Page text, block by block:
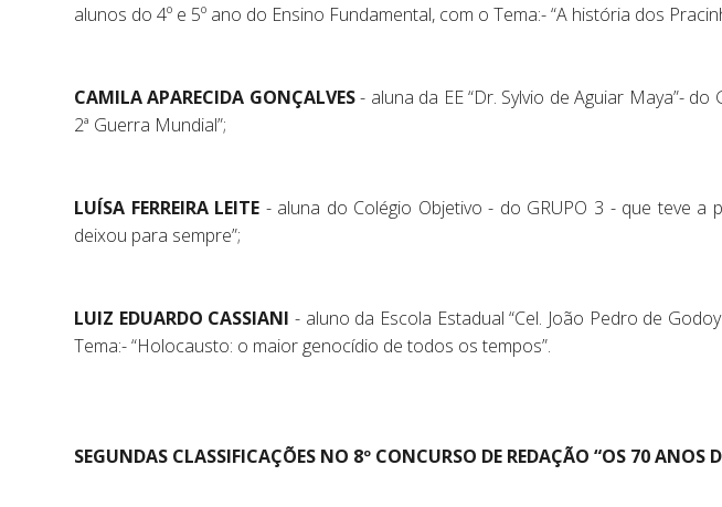
alunos do 4º e 5º ano do Ensino Fundamental, com o Tema:- “A história dos
CAMILA APARECIDA GONÇALVES- aluna da EE “Dr. Sylvio de Aguiar Maya”-
2ª Guerra Mundial”;
LUÍSA FERREIRA LEITE - aluna do Colégio Objetivo - do GRUPO 3 - que teve a
deixou para sempre”;
LUIZ EDUARDO CASSIANI - aluno da Escola Estadual “Cel. João Pedro de
Tema:- “Holocausto: o maior genocídio de todos os tempos”.
SEGUNDAS CLASSIFICAÇÕES NO 8º CONCURSO DE REDAÇÃO “OS 70